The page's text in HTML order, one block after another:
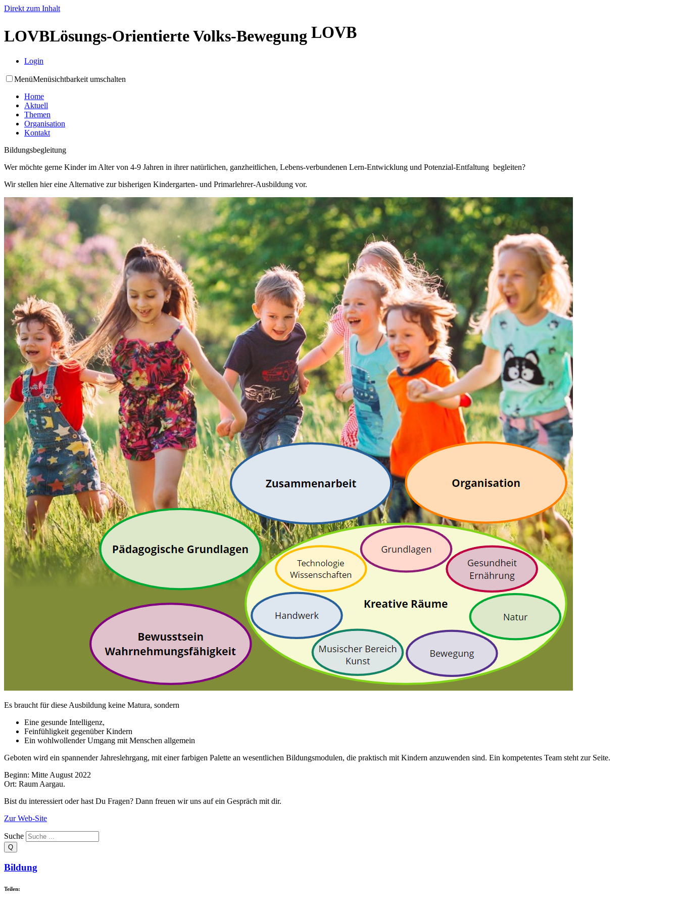
Direkt zum Inhalt
LOVBLösungs-Orientierte Volks-Bewegung LOVB
Login
MenüMenüsichtbarkeit umschalten
Home
Aktuell
Themen
Organisation
Kontakt
Bildungsbegleitung
Wer möchte gerne Kinder im Alter von 4-9 Jahren in ihrer natürlichen, ganzheitlichen, Lebens-verbundenen Lern-Entwicklung und Potenzial-Entfaltung begleiten?
Wir stellen hier eine Alternative zur bisherigen Kindergarten- und Primarlehrer-Ausbildung vor.
Es braucht für diese Ausbildung keine Matura, sondern
Eine gesunde Intelligenz,
Feinfühligkeit gegenüber Kindern
Ein wohlwollender Umgang mit Menschen allgemein
Geboten wird ein spannender Jahreslehrgang, mit einer farbigen Palette an wesentlichen Bildungsmodulen, die praktisch mit Kindern anzuwenden sind. Ein kompetentes Team steht zur Seite.
Beginn: Mitte August 2022
Ort: Raum Aargau.
Bist du interessiert oder hast Du Fragen? Dann freuen wir uns auf ein Gespräch mit dir.
Zur Web-Site
Suche
Bildung
Teilen: